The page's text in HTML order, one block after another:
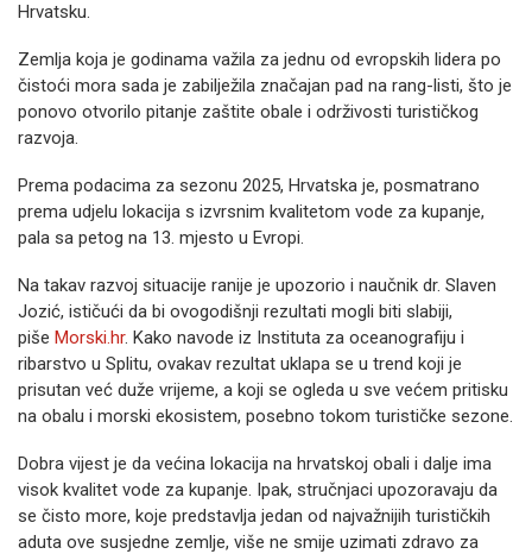
Hrvatsku.
Zemlja koja je godinama važila za jednu od evropskih lidera po
čistoći mora sada je zabilježila značajan pad na rang-listi, što je
ponovo otvorilo pitanje zaštite obale i održivosti turističkog
razvoja.
Prema podacima za sezonu 2025, Hrvatska je, posmatrano
prema udjelu lokacija s izvrsnim kvalitetom vode za kupanje,
pala sa petog na 13. mjesto u Evropi.
Na takav razvoj situacije ranije je upozorio i naučnik dr. Slaven
Jozić, ističući da bi ovogodišnji rezultati mogli biti slabiji,
piše Morski.hr. Kako navode iz Instituta za oceanografiju i
ribarstvo u Splitu, ovakav rezultat uklapa se u trend koji je
prisutan već duže vrijeme, a koji se ogleda u sve većem pritisku
na obalu i morski ekosistem, posebno tokom turističke sezone.
Dobra vijest je da većina lokacija na hrvatskoj obali i dalje ima
visok kvalitet vode za kupanje. Ipak, stručnjaci upozoravaju da
se čisto more, koje predstavlja jedan od najvažnijih turističkih
aduta ove susjedne zemlje, više ne smije uzimati zdravo za